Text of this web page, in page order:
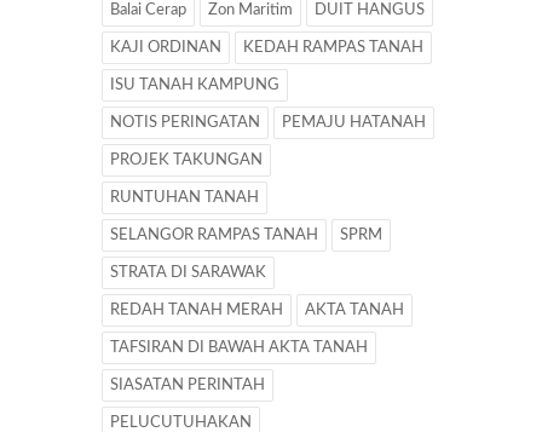
Balai Cerap Zon Maritim DUIT HANGUS
KAJI ORDINAN KEDAH RAMPAS TANAH
ISU TANAH KAMPUNG
NOTIS PERINGATAN PEMAJU HATANAH
PROJEK TAKUNGAN
RUNTUHAN TANAH
SELANGOR RAMPAS TANAH SPRM
STRATA DI SARAWAK
REDAH TANAH MERAH AKTA TANAH
TAFSIRAN DI BAWAH AKTA TANAH
SIASATAN PERINTAH
PELUCUTUHAKAN